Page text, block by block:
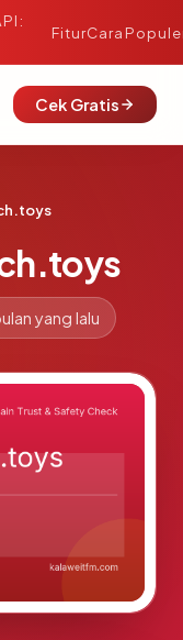
FiturCara
Cek Gratis
yang lalu